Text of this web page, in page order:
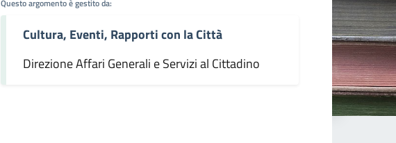
Questo argomento è gestito da:
Cultura, Eventi, Rapporti con la Città
Direzione Affari Generali e Servizi al Cittadino